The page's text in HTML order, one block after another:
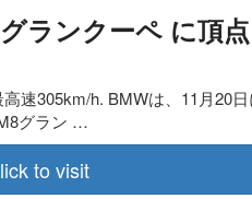
ランクーペ に頂
速305km/h. BMWは、11月20
グラン …
to visit